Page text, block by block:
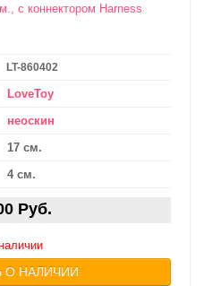
с коннектором Harness
LT-860402
LoveToy
неоскин
17 см.
4 см.
Руб.
НАЛИЧИИ